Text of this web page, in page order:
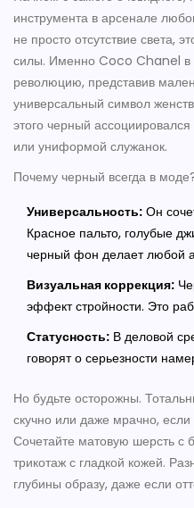
инструмента в арсенале
не просто отсутствие света,
силы. Именно Coco Chanel в
революцию, представив
универсальный символ
этого черный
или униформой служанок.
Почему черный всегда в
Универсальность: Он
Красное пальто, голубые
черный фон делает любой
Визуальная коррекция:
эффект стройности. Это
Статусность: В деловой
говорят о серьезности
Но будьте осторожны.
скучно или даже мрачно,
Сочетайте матовую шерсть с
трикотаж с гладкой кожей.
глубины образу, даже если